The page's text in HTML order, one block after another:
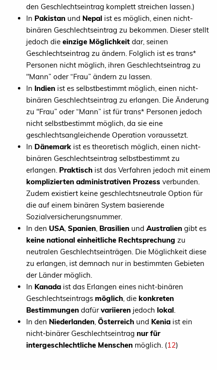
den Geschlechtseintrag komplett streichen lassen.)
In Pakistan und Nepal ist es möglich, einen nicht-
binären Geschlechtseintrag zu bekommen. Dieser stellt
jedoch die einzige Möglichkeit dar, seinen
Geschlechtseintrag zu ändern. Folglich ist es trans*
Personen nicht möglich, ihren Geschlechtseintrag zu
"Mann” oder “Frau” ändern zu lassen.
In Indien ist es selbstbestimmt möglich, einen nicht-
binären Geschlechtseintrag zu erlangen. Die Änderung
zu "Frau” oder “Mann” ist für trans* Personen jedoch
nicht selbstbestimmt möglich, da sie eine
geschlechtsangleichende Operation voraussetzt.
In Dänemark ist es theoretisch möglich, einen nicht-
binären Geschlechtseintrag selbstbestimmt zu
erlangen. Praktisch ist das Verfahren jedoch mit einem
komplizierten administrativen Prozess verbunden.
Zudem existiert keine geschlechtsneutrale Option für
die auf einem binären System basierende
Sozialversicherungsnummer.
In den USA Spanien Brasilien und Australien gibt es
keine national einheitliche Rechtsprechung zu
neutralen Geschlechtseinträgen. Die Möglichkeit diese
zu erlangen, ist demnach nur in bestimmten Gebieten
der Länder möglich.
In Kanada ist das Erlangen eines nicht-binären
Geschlechtseintrags möglich , die konkreten
Bestimmungen dafürvariieren jedoch lokal
In den Niederlanden Österreich und Kenia ist ein
nicht-binärer Geschlechtseintrag nur für
intergeschlechtliche Menschen möglich. (12)